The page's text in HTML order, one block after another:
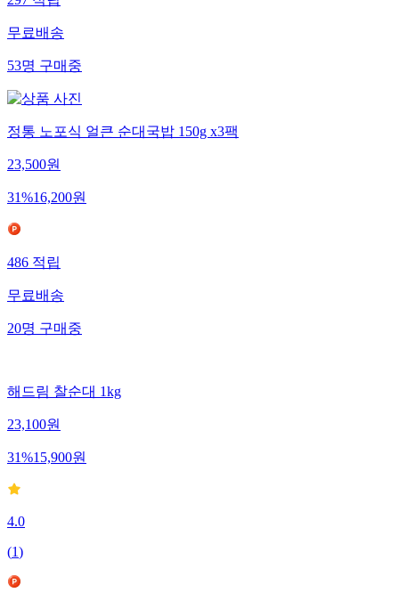
무료배송
53명구매중
정통 노포식 얼큰 순대국밥 150g x3팩
23,500원
31%16,200원
486적립
무료배송
20명구매중
해드림 찰순대 1kg
23,100원
31%15,900원
4.0
(1)